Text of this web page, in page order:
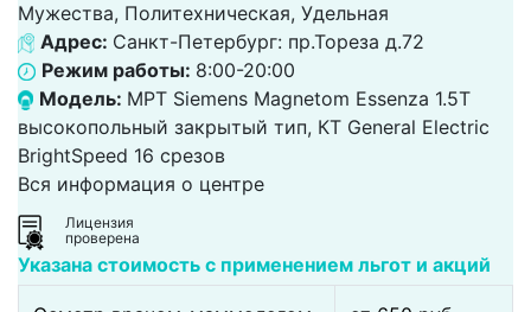
Мужества, Политехническая, Удельная
Адрес: Санкт-Петербург: пр.Тореза д.72
Режим работы: 8:00-20:00
Модель: МРТ Siemens Magnetom Essenza 1.5T
высокопольный закрытый тип, КТ General Electric
BrightSpeed 16 срезов
Вся информация о центре
Лицензия
проверена
Указана стоимость с применением льгот и акций